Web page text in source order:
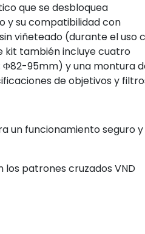
que se desbloquea
y su compatibilidad con
viñeteado (durante el uso
kit también incluye cuatro
95mm) y una montura
de objetivos y
un funcionamiento seguro y
patrones cruzados VND